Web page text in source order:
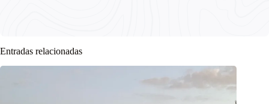
Entradas relacionadas